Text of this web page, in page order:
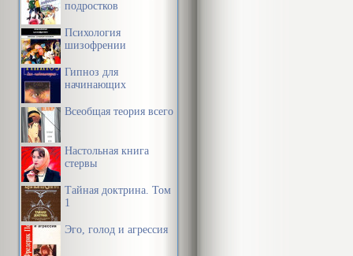
подростков
Психология
шизофрении
Гипноз для
начинающих
Всеобщая теория всего
Настольная книга
стервы
Тайная доктрина. Том
1
Эго, голод и агрессия